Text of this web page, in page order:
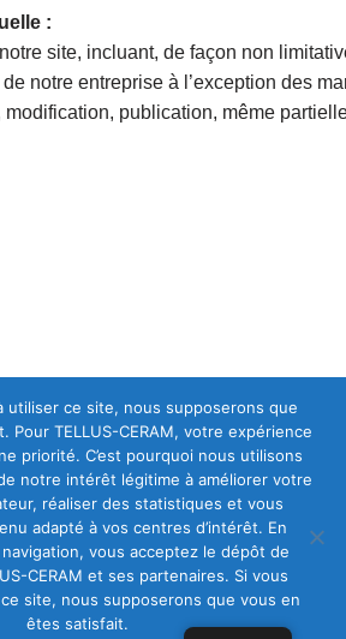
:
site, incluant, de façon non
notre entreprise à l’exception des
modification, publication, même
Monsempron-Libos, FRANCE
:
utiliser ce site, nous supposerons que
Pour TELLUS-CERAM, votre expérience
priorité. C’est pourquoi nous utilisons
notre intérêt légitime à améliorer votre
réaliser des statistiques et vous
adapté à vos centres d’intérêt. En
vous acceptez le dépôt de
CERAM et ses partenaires. Si vous
site, nous supposerons que vous en
êtes satisfait.